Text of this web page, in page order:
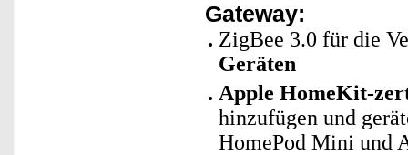
Gateway:
ZigBee 3.0 für die
Geräten
Apple HomeKit-
hinzufügen und
HomePod Mini und